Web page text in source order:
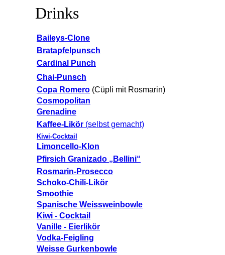
Drinks
Baileys-Clone
Bratapfelpunsch
Cardinal Punch
Chai-Punsch
Copa Romero (Cüpli mit Rosmarin)
Cosmopolitan
Grenadine
Kaffee-Likör (selbst gemacht)
Kiwi-Cocktail
Limoncello-Klon
Pfirsich Granizado „Bellini“
Rosmarin-Prosecco
Schoko-Chili-Likör
Smoothie
Spanische Weissweinbowle
Kiwi - Cocktail
Vanille - Eierlikör
Vodka-Feigling
Weisse Gurkenbowle